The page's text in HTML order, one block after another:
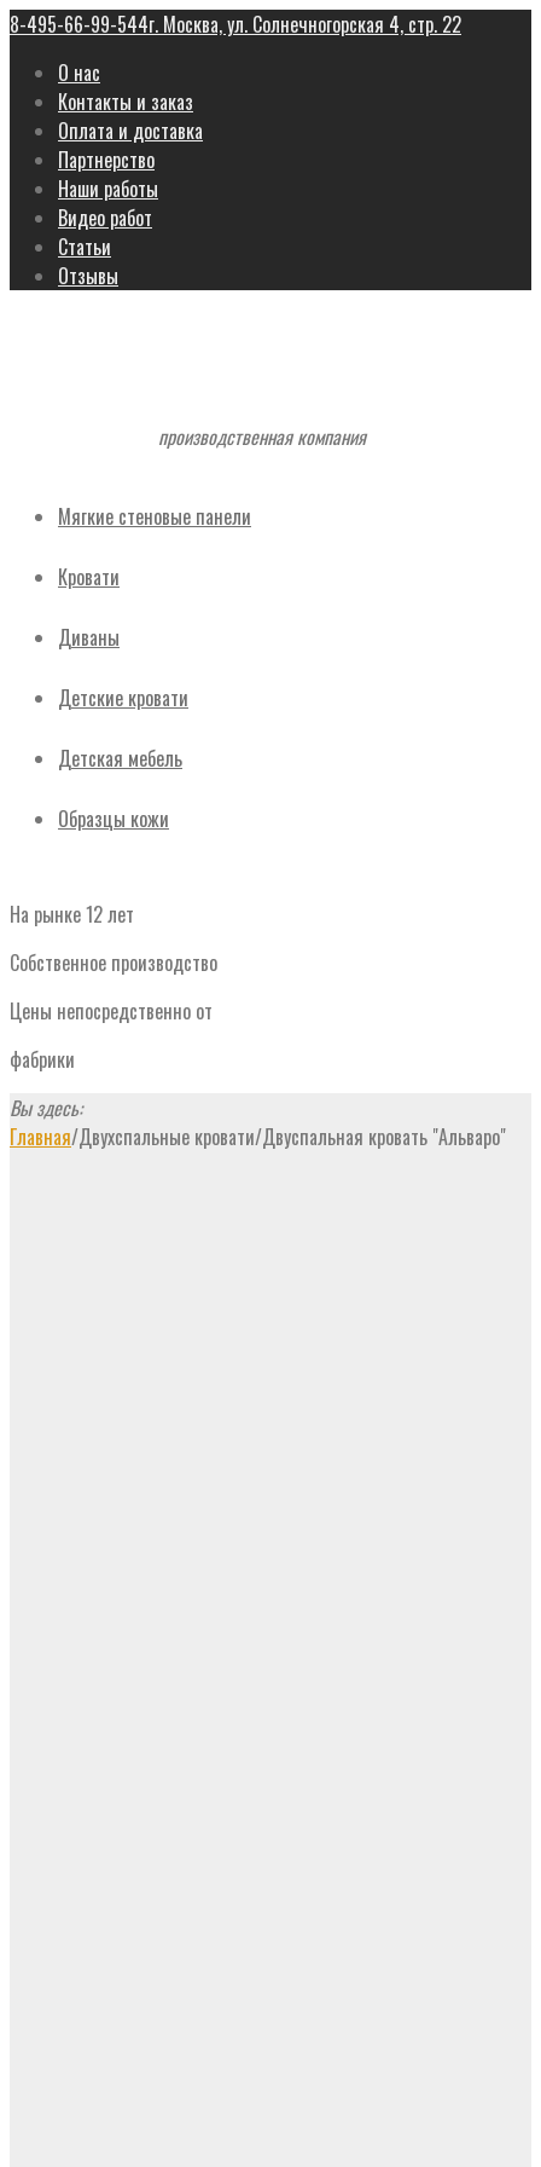
8-495-66-99-544г. Москва, ул. Солнечногорская 4, стр. 22
О нас
Контакты и заказ
Оплата и доставка
Партнерство
Наши работы
Видео работ
Статьи
Отзывы
производственная компания
Мягкие стеновые панели
Кровати
Диваны
Детские кровати
Детская мебель
Образцы кожи
На рынке 12 лет
Собственное производство
Цены непосредственно от
фабрики
Вы здесь:
Главная/Двухспальные кровати/Двуспальная кровать "Альваро"